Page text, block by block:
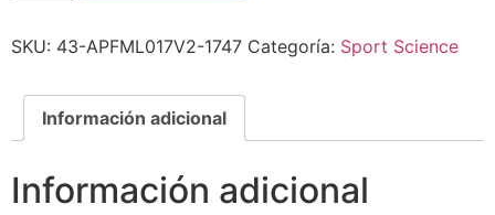
SKU: 43-APFML017V2-1747 Categoría: Sport Science
Información adicional
Información adicional